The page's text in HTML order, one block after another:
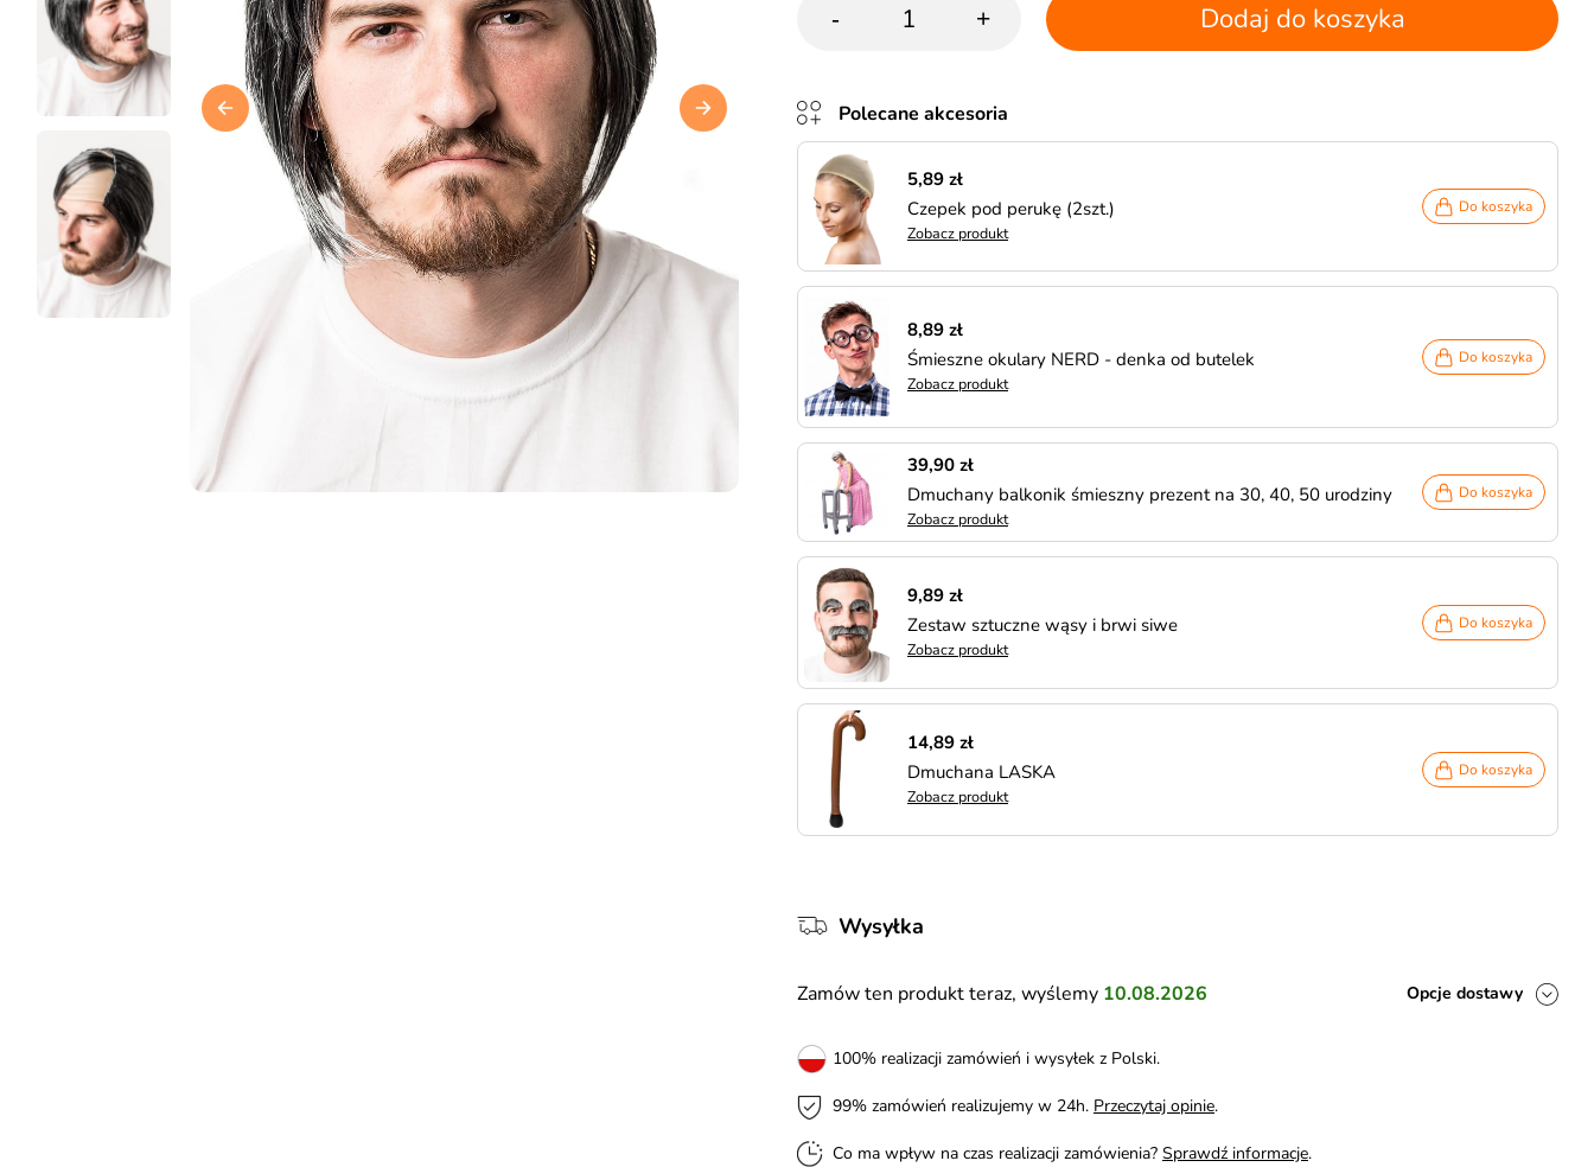
- + Dodaj do koszyka
Polecane akcesoria
5,89 zł
Czepek pod perukę (2szt.)
Zobacz produkt
Do koszyka
8,89 zł
Śmieszne okulary NERD - denka od butelek
Zobacz produkt
Do koszyka
39,90 zł
Dmuchany balkonik śmieszny prezent na 30, 40, 50 urodziny
Zobacz produkt
Do koszyka
9,89 zł
Zestaw sztuczne wąsy i brwi siwe
Zobacz produkt
Do koszyka
14,89 zł
Dmuchana LASKA
Zobacz produkt
Do koszyka
Wysyłka
Zamów ten produkt teraz, wyślemy 10.08.2026 Opcje dostawy
100% realizacji zamówień i wysyłek z Polski.
99% zamówień realizujemy w 24h. Przeczytaj opinie.
Co ma wpływ na czas realizacji zamówienia? Sprawdź informacje.